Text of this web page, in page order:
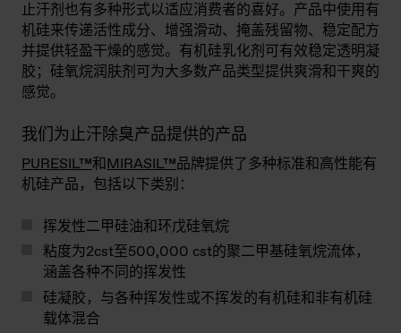
止汗剂也有多种形式以适应消费者的喜好。产品中使用有
机硅来传递活性成分、增强滑动、掩盖残留物、稳定配方
并提供轻盈干燥的感觉。有机硅乳化剂可有效稳定透明凝
胶；硅氧烷润肤剂可为大多数产品类型提供爽滑和干爽的
感觉。
我们为止汗除臭产品提供的产品
PURESIL™和MIRASIL™品牌提供了多种标准和高性能有
机硅产品，包括以下类别：
挥发性二甲硅油和环戊硅氧烷
粘度为2cst至500,000 cst的聚二甲基硅氧烷流体，
涵盖各种不同的挥发性
硅凝胶，与各种挥发性或不挥发的有机硅和非有机硅
载体混合